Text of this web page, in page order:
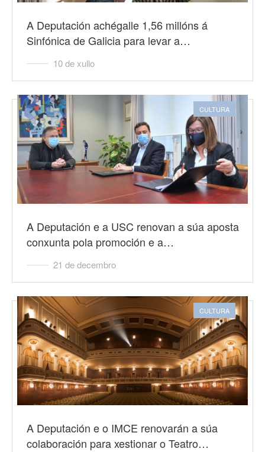
A Deputación achégalle 1,56 millóns á
Sinfónica de Galicia para levar a…
10 de xullo
CULTURA
A Deputación e a USC renovan a súa aposta
conxunta pola promoción e a…
21 de decembro
CULTURA
A Deputación e o IMCE renovarán a súa
colaboración para xestionar o Teatro…